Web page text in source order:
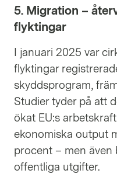
5. Migration –
flyktingar
I januari 2025 var
flyktingar
skyddsprogram,
Studier tyder på att
ökat EU:s
ekonomiska output
procent – men även
offentliga utgifter.